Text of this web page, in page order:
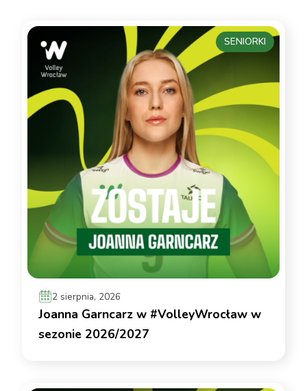
2 sierpnia, 2026
Joanna Garncarz w #VolleyWrocław w
sezonie 2026/2027
SENIORKI